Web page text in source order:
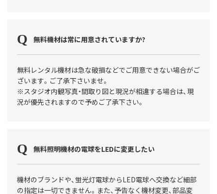
無料機材は常に用意されていますか?
無料レンタル機材は急な破損などでご用意できない場合がご
ざいます。ご了承下さいませ。
※スタジオ内観写真・間取り図と現況が相違する場合は、現
況が優先されますので予めご了承下さい。
無料照明機材の電球をLEDに変更したい
機材のブランドや、蛍光灯電球からLED電球へ交換など細部
の指定は一切できません。また、予告なく機材変更、部品変